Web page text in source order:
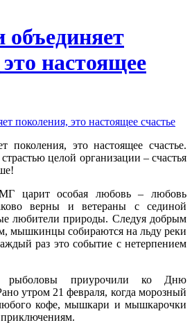
объединяет
настоящее
поколения, это настоящее счастье.
целой организации – счастья
царит особая любовь – любовь
верны и ветераны с сединой
любители природы. Следуя добрым
мышкинцы собираются на льду реки
раз это событие с нетерпением
рыболовы приурочили ко Дню
утром 21 февраля, когда морозный
кофе, мышкари и мышкарочки
приключениям.